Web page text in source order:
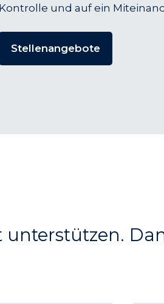
Kontrolle und auf ein
Stellenangebote